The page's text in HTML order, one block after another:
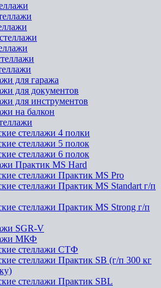
для гаража
для документов
для инструментов
на балкон
стеллажи 4 полки
стеллажи 5 полок
стеллажи 6 полок
Практик MS Hard
стеллажи Практик MS Pro
стеллажи Практик MS Standart г/п
стеллажи Практик MS Strong г/п
SGR-V
МКФ
стеллажи СТФ
стеллажи Практик SB (г/п 300 кг
стеллажи Практик SBL